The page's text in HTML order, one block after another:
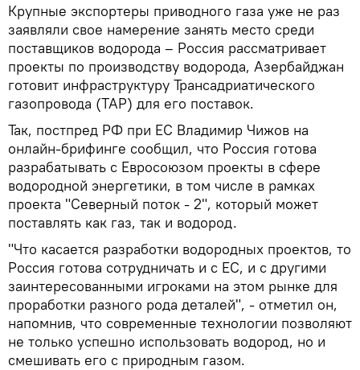
Крупные экспортеры приводного газа уже не раз
заявляли свое намерение занять место среди
поставщиков водорода – Россия рассматривает
проекты по производству водорода, Азербайджан
готовит инфраструктуру Трансадриатического
газопровода (ТАР) для его поставок.
Так, постпред РФ при ЕС Владимир Чижов на
онлайн-брифинге сообщил, что Россия готова
разрабатывать с Евросоюзом проекты в сфере
водородной энергетики, в том числе в рамках
проекта "Северный поток - 2", который может
поставлять как газ, так и водород.
"Что касается разработки водородных проектов, то
Россия готова сотрудничать и с ЕС, и с другими
заинтересованными игроками на этом рынке для
проработки разного рода деталей", - отметил он,
напомнив, что современные технологии позволяют
не только успешно использовать водород, но и
смешивать его с природным газом.